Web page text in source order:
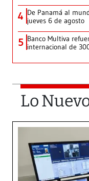
4 De Panamá al
jueves 6 de agosto
5 Banco Multiva
internacional de
Lo